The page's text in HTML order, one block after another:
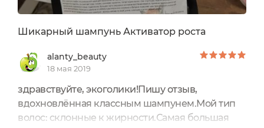
Шикарный шампунь Активатор роста
alanty_beauty
18 мая 2019
здравствуйте, экоголики!Пишу отзыв,
вдохновлённая классным шампунем.Мой тип
волос: склонные к жирности.Самая большая